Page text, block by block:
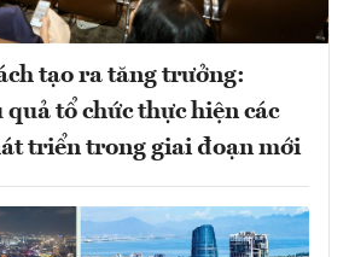
tạo ra tăng trưởng:
quả tổ chức thực hiện các
triển trong giai đoạn mới